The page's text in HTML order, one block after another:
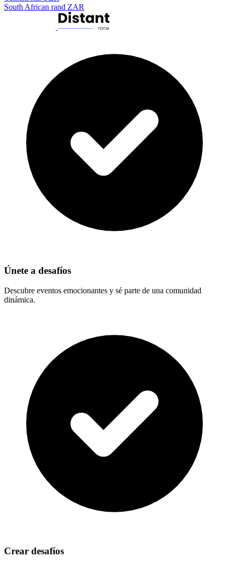
South African rand ZAR
Únete a desafíos
Descubre eventos emocionantes y sé parte de una comunidad
dinámica.
Crear desafíos